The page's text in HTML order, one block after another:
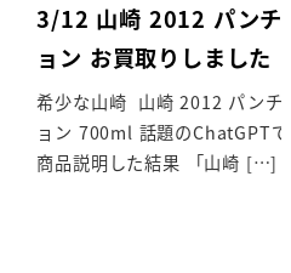
3/12 山崎 2012 パンチ
ョン お買取りしました
希少な山崎 山崎 2012 パンチ
ョン 700ml 話題のChatGPTで
商品説明した結果 「山崎 […]